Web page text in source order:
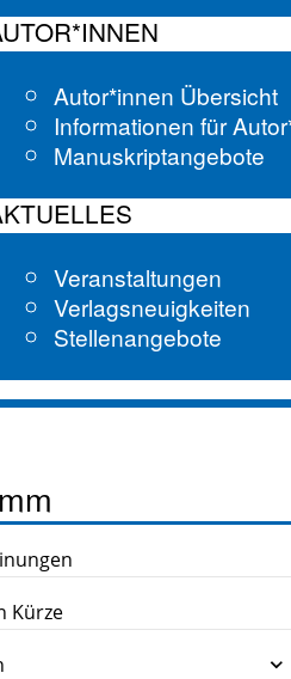
Autor*innen Übersicht
Informationen für
Manuskriptangebote
Veranstaltungen
Verlagsneuigkeiten
Stellenangebote
Kürze